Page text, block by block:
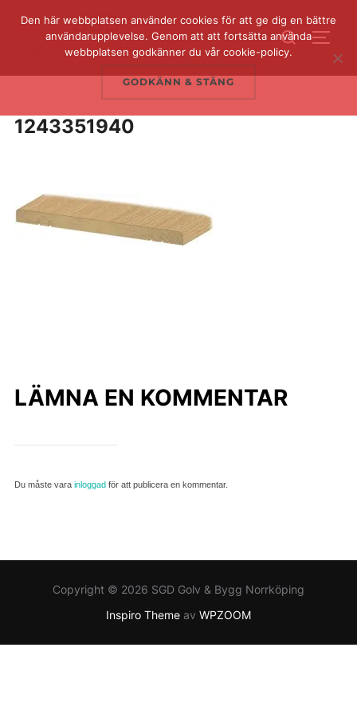
Sök
efter:
1243351940
LÄMNA EN KOMMENTAR
Du måste vara inloggadför att publicera en kommentar.
Copyright © 2026 SGD Golv & Bygg Norrköping
Inspiro Theme av WPZOOM
Den här webbplatsen använder cookies för att ge dig en bättre
användarupplevelse. Genom att att fortsätta använda
webbplatsen godkänner du vår cookie-policy.
GODKÄNN & STÄNG